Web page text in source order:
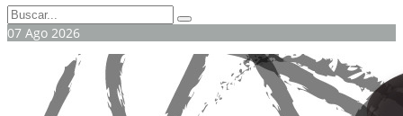
07 Ago 2026